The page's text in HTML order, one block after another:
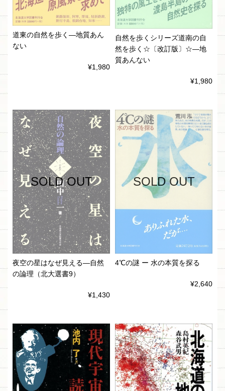
道東の自然を歩く―地質あん
ない
¥1,980
自然を歩くシリーズ道南の自
然を歩く☆〔改訂版〕☆―地
質あんない
¥1,980
SOLD OUT
夜空の星はなぜ見える―自然
の論理（北大選書9）
¥1,430
SOLD OUT
4℃の謎 ー 水の本質を探る
¥2,640